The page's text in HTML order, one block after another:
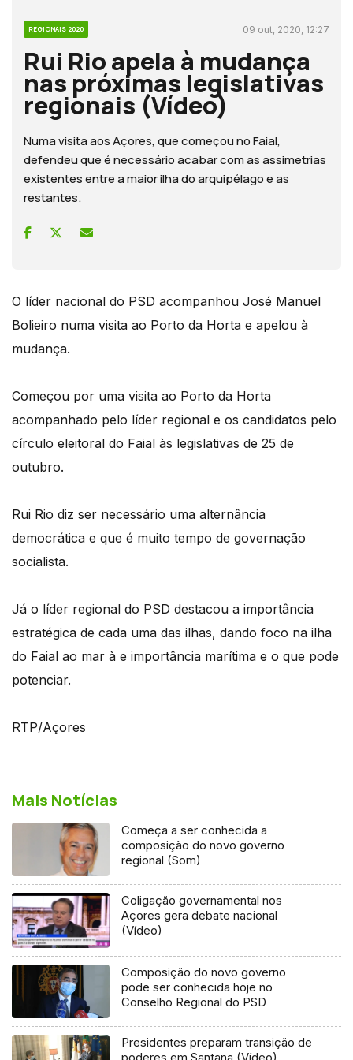
REGIONAIS 2020 09 out, 2020, 12:27
Rui Rio apela à mudança
nas próximas legislativas
regionais (Vídeo)
Numa visita aos Açores, que começou no Faial,
defendeu que é necessário acabar com as assimetrias
existentes entre a maior ilha do arquipélago e as
restantes.
O líder nacional do PSD acompanhou José Manuel
Bolieiro numa visita ao Porto da Horta e apelou à
mudança.
Começou por uma visita ao Porto da Horta
acompanhado pelo líder regional e os candidatos pelo
círculo eleitoral do Faial às legislativas de 25 de
outubro.
Rui Rio diz ser necessário uma alternância
democrática e que é muito tempo de governação
socialista.
Já o líder regional do PSD destacou a importância
estratégica de cada uma das ilhas, dando foco na ilha
do Faial ao mar à e importância marítima e o que pode
potenciar.
RTP/Açores
Mais Notícias
Começa a ser conhecida a
composição do novo governo
regional (Som)
Coligação governamental nos
Açores gera debate nacional
(Vídeo)
Composição do novo governo
pode ser conhecida hoje no
Conselho Regional do PSD
Presidentes preparam transição de